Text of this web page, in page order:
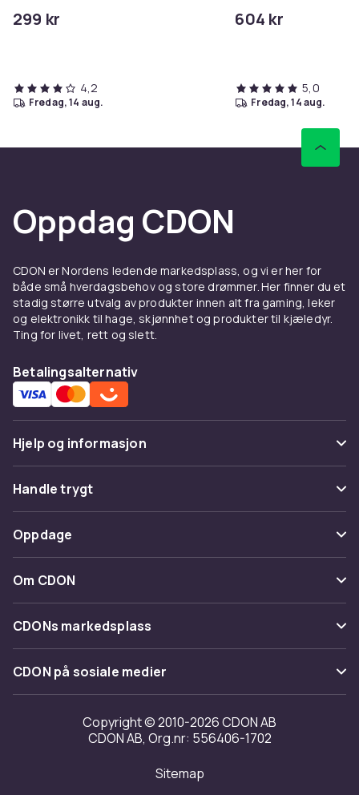
299 kr
4,2
fredag, 14 aug.
604 kr
5,0
fredag, 14 aug.
Oppdag CDON
CDON er Nordens ledende markedsplass, og vi er her for
både små hverdagsbehov og store drømmer. Her finner du et
stadig større utvalg av produkter innen alt fra gaming, leker
og elektronikk til hage, skjønnhet og produkter til kjæledyr.
Ting for livet, rett og slett.
Betalingsalternativ
Hjelp og informasjon
Vanlige spørsmål
Spor pakke
Angre & returner her
Kontakt oss
Handle trygt
Betaling
Levering
Tilbakekallinger
Oppdage
Kategorier
Varemerker
Om CDON
Om oss
Kundeanmeldelser
Jobbe på CDON
Investor relations
Tilgjengelighet
CDONs markedsplass
Merchant Help Center
CDON på sosiale medier
Copyright © 2010-2026 CDON AB
CDON AB, Org.nr: 556406-1702
Sitemap